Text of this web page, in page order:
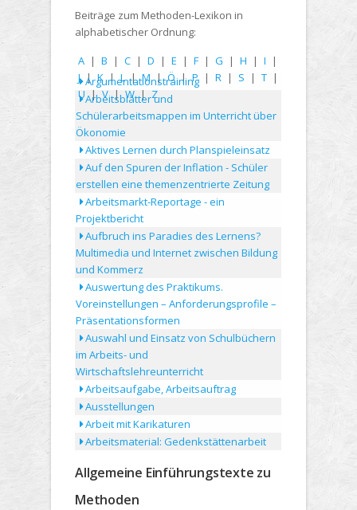
Beiträge zum Methoden-Lexikon in
alphabetischer Ordnung:
A | B | C | D | E | F | G | H | I
|
J | K | L | M | Ö | P | R | S | T |
U | V | W | Z
Argumentationstraining
Arbeitsblätter und
Schülerarbeitsmappen im Unterricht über
Ökonomie
Aktives Lernen durch Planspieleinsatz
Auf den Spuren der Inflation - Schüler
erstellen eine themenzentrierte Zeitung
Arbeitsmarkt-Reportage - ein
Projektbericht
Aufbruch ins Paradies des Lernens?
Multimedia und Internet zwischen Bildung
und Kommerz
Auswertung des Praktikums.
Voreinstellungen – Anforderungsprofile –
Präsentationsformen
Auswahl und Einsatz von Schulbüchern
im Arbeits- und
Wirtschaftslehreunterricht
Arbeitsaufgabe, Arbeitsauftrag
Ausstellungen
Arbeit mit Karikaturen
Arbeitsmaterial: Gedenkstättenarbeit
Allgemeine Einführungstexte zu
Methoden